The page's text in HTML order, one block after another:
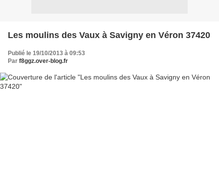
Les moulins des Vaux à Savigny en Véron 37420
Publié le 19/10/2013 à 09:53
Par f8ggz.over-blog.fr